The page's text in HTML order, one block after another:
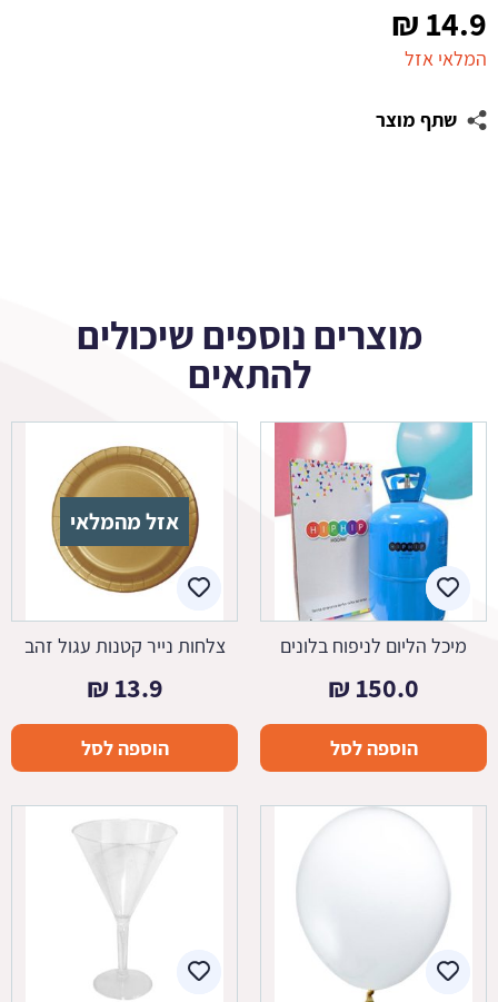
14.9
₪
המלאי אזל
שתף מוצר
מוצרים נוספים שיכולים
להתאים
מיכל הליום לניפוח בלונים
150.0
₪
הוספה לסל
אזל מהמלאי
צלחות נייר קטנות עגול זהב
13.9
₪
הוספה לסל